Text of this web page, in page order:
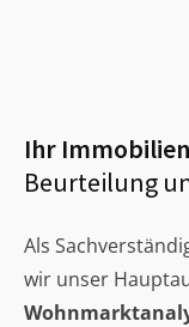
Ihr
Beurteilung
Als
wir unser